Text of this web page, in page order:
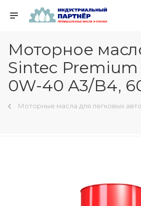
Моторное
Sintec
0W-40 A3/B4,
Моторные масла для легковых авто